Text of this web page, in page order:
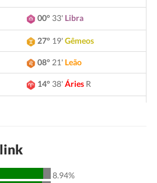
00° 33' Libra
27° 19'Gêmeos
08°21' Leão
14° 38'Áries R
51'Touro
8.94%